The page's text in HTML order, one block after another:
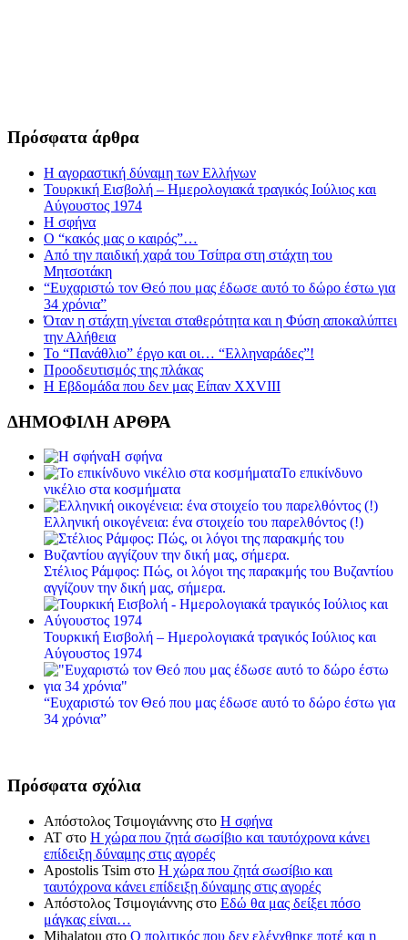
Πρόσφατα άρθρα
Η αγοραστική δύναμη των Ελλήνων
Τουρκική Εισβολή – Ημερολογιακά τραγικός Ιούλιος και
Αύγουστος 1974
Η σφήνα
Ο “κακός μας ο καιρός”…
Από την παιδική χαρά του Τσίπρα στη στάχτη του
Μητσοτάκη
“Ευχαριστώ τον Θεό που μας έδωσε αυτό το δώρο έστω για
34 χρόνια”
Όταν η στάχτη γίνεται σταθερότητα και η Φύση αποκαλύπτει
την Αλήθεια
Το “Πανάθλιο” έργο και οι… “Ελληναράδες”!
Προοδευτισμός της πλάκας
Η Εβδομάδα που δεν μας Είπαν XXVIII
ΔΗΜΟΦΙΛΗ ΑΡΘΡΑ
Η σφήνα
Το επικίνδυνο
νικέλιο στα κοσμήματα
Ελληνική οικογένεια: ένα στοιχείο του παρελθόντος (!)
Στέλιος Ράμφος: Πώς, οι λόγοι της παρακμής του Βυζαντίου
αγγίζουν την δική μας, σήμερα.
Τουρκική Εισβολή – Ημερολογιακά τραγικός Ιούλιος και
Αύγουστος 1974
“Ευχαριστώ τον Θεό που μας έδωσε αυτό το δώρο έστω για
34 χρόνια”
Πρόσφατα σχόλια
Απόστολος Τσιμογιάννης στο Η σφήνα
ΑΤ στο Η χώρα που ζητά σωσίβιο και ταυτόχρονα κάνει
επίδειξη δύναμης στις αγορές
Apostolis Tsim στο Η χώρα που ζητά σωσίβιο και
ταυτόχρονα κάνει επίδειξη δύναμης στις αγορές
Απόστολος Τσιμογιάννης στο Εδώ θα μας δείξει πόσο
μάγκας είναι…
Mihalatou στο Ο πολιτικός που δεν ελέγχθηκε ποτέ και η